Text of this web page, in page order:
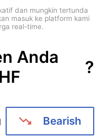
dan mungkin tertunda
masuk ke platform kami
real-time.
Anda
?
Bearish